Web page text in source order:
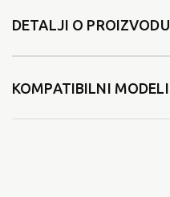
DETALJI O PROIZVODU
KOMPATIBILNI MODELI